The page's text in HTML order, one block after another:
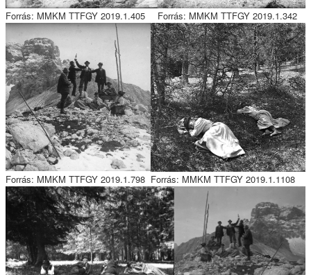
Forrás: MMKM TTFGY 2019.1.405 Forrás: MMKM TTFGY 2019.1.342
Forrás: MMKM TTFGY 2019.1.798 Forrás: MMKM TTFGY 2019.1.1108